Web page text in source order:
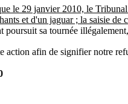
le 29 janvier 2010, le
et d'un jaguar ; la saisie de
poursuit sa tournée
action afin de signifier notre